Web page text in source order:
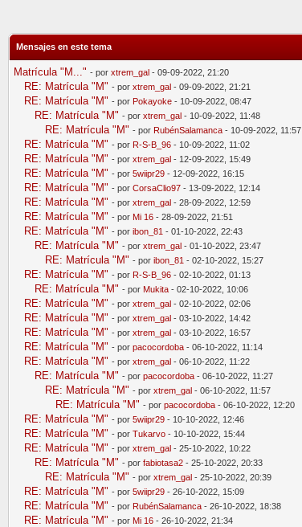
Mensajes en este tema
Matrícula "M..." - por xtrem_gal - 09-09-2022, 21:20
RE: Matrícula "M" - por xtrem_gal - 09-09-2022, 21:21
RE: Matrícula "M" - por Pokayoke - 10-09-2022, 08:47
RE: Matrícula "M" - por xtrem_gal - 10-09-2022, 11:48
RE: Matrícula "M" - por RubénSalamanca - 10-09-2022, 11:57
RE: Matrícula "M" - por R-S-B_96 - 10-09-2022, 11:02
RE: Matrícula "M" - por xtrem_gal - 12-09-2022, 15:49
RE: Matrícula "M" - por 5wiipr29 - 12-09-2022, 16:15
RE: Matrícula "M" - por CorsaClio97 - 13-09-2022, 12:14
RE: Matrícula "M" - por xtrem_gal - 28-09-2022, 12:59
RE: Matrícula "M" - por Mi 16 - 28-09-2022, 21:51
RE: Matrícula "M" - por ibon_81 - 01-10-2022, 22:43
RE: Matrícula "M" - por xtrem_gal - 01-10-2022, 23:47
RE: Matrícula "M" - por ibon_81 - 02-10-2022, 15:27
RE: Matrícula "M" - por R-S-B_96 - 02-10-2022, 01:13
RE: Matrícula "M" - por Mukita - 02-10-2022, 10:06
RE: Matrícula "M" - por xtrem_gal - 02-10-2022, 02:06
RE: Matrícula "M" - por xtrem_gal - 03-10-2022, 14:42
RE: Matrícula "M" - por xtrem_gal - 03-10-2022, 16:57
RE: Matrícula "M" - por pacocordoba - 06-10-2022, 11:14
RE: Matrícula "M" - por xtrem_gal - 06-10-2022, 11:22
RE: Matrícula "M" - por pacocordoba - 06-10-2022, 11:27
RE: Matrícula "M" - por xtrem_gal - 06-10-2022, 11:57
RE: Matrícula "M" - por pacocordoba - 06-10-2022, 12:20
RE: Matrícula "M" - por 5wiipr29 - 10-10-2022, 12:46
RE: Matrícula "M" - por Tukarvo - 10-10-2022, 15:44
RE: Matrícula "M" - por xtrem_gal - 25-10-2022, 10:22
RE: Matrícula "M" - por fabiotasa2 - 25-10-2022, 20:33
RE: Matrícula "M" - por xtrem_gal - 25-10-2022, 20:39
RE: Matrícula "M" - por 5wiipr29 - 26-10-2022, 15:09
RE: Matrícula "M" - por RubénSalamanca - 26-10-2022, 18:38
RE: Matrícula "M" - por Mi 16 - 26-10-2022, 21:34